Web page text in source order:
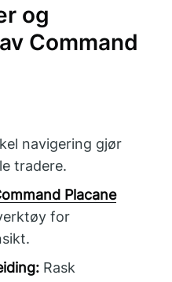
og
Command
navigering gjør
tradere.
Placane
for
Rask